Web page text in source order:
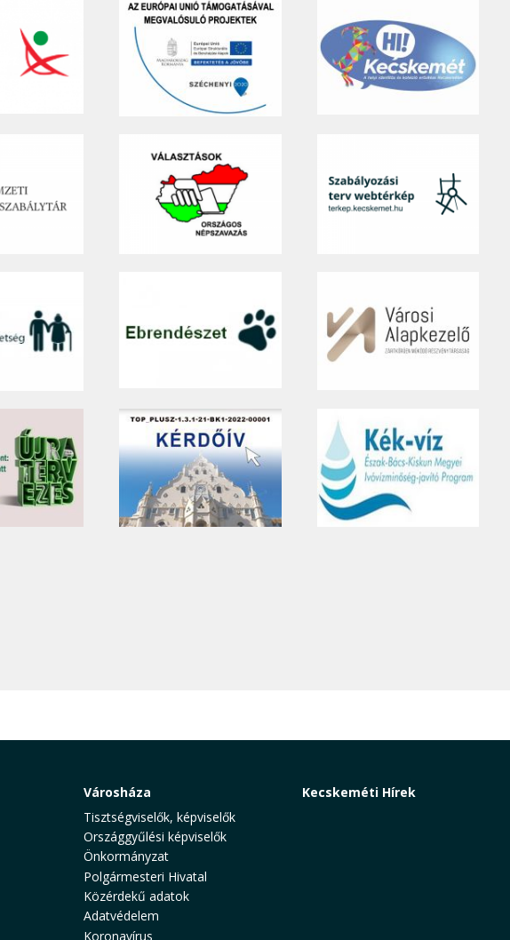
Városháza
Tisztségviselők, képviselők
Országgyűlési képviselők
Önkormányzat
Polgármesteri Hivatal
Közérdekű adatok
Adatvédelem
Koronavírus
Kecskeméti Hírek